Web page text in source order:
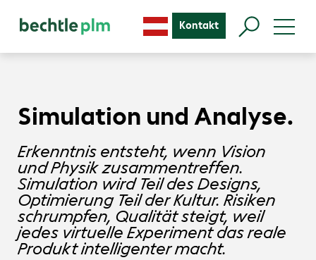
Kontakt
Simulation und Analyse.
Erkenntnis entsteht, wenn Vision
und Physik zusammentreffen.
Simulation wird Teil des Designs,
Optimierung Teil der Kultur. Risiken
schrumpfen, Qualität steigt, weil
jedes virtuelle Experiment das reale
Produkt intelligenter macht.